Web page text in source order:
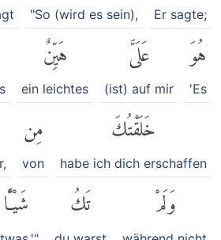
Er sagte;
"So (wird es sein),
هُوَ
'Es
عَلَىَّ
(ist) auf mir
هَيِّنٌ
ein leichtes
خَلَقْتُكَ
habe ich dich erschaffen
مِن
von
وَلَمْ تَكُ شَيْـًٔا